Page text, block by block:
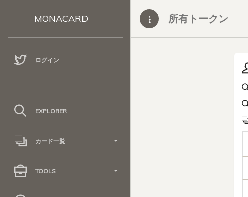
MONACARD
ログイン
EXPLORER
カード一覧
TOOLS
所有トークン